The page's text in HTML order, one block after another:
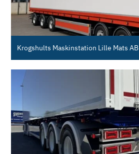
Krogshults Maskinstation Lille Mats AB